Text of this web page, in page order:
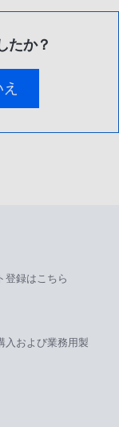
たか？
登録はこちら
入および業務用製